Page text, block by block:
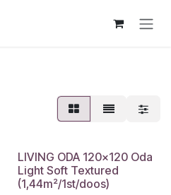
LIVING ODA 120x120 Oda
Light Soft Textured
(1,44m²/1st/doos)